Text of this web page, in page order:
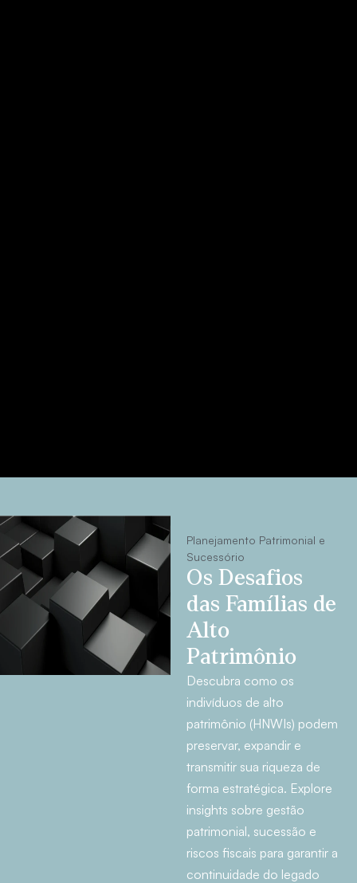
Planejamento Patrimonial e
Sucessório
Os Desafios
das Famílias de
Alto
Patrimônio
Descubra como os
indivíduos de alto
patrimônio (HNWIs) podem
preservar, expandir e
transmitir sua riqueza de
forma estratégica. Explore
insights sobre gestão
patrimonial, sucessão e
riscos fiscais para garantir a
continuidade do legado